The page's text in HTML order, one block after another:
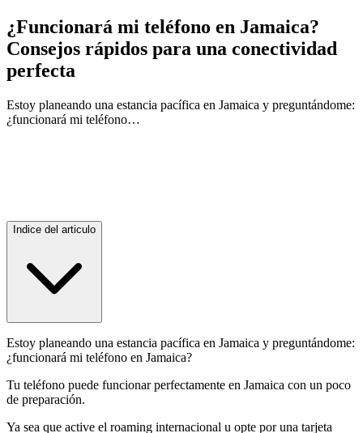
¿Funcionará mi teléfono en Jamaica?
Consejos rápidos para una conectividad
perfecta
Estoy planeando una estancia pacífica en Jamaica y preguntándome:
¿funcionará mi teléfono…
Indice del articulo
Estoy planeando una estancia pacífica en Jamaica y preguntándome:
¿funcionará mi teléfono en Jamaica?
Tu teléfono puede funcionar perfectamente en Jamaica con un poco
de preparación.
Ya sea que active el roaming internacional u opte por una tarjeta